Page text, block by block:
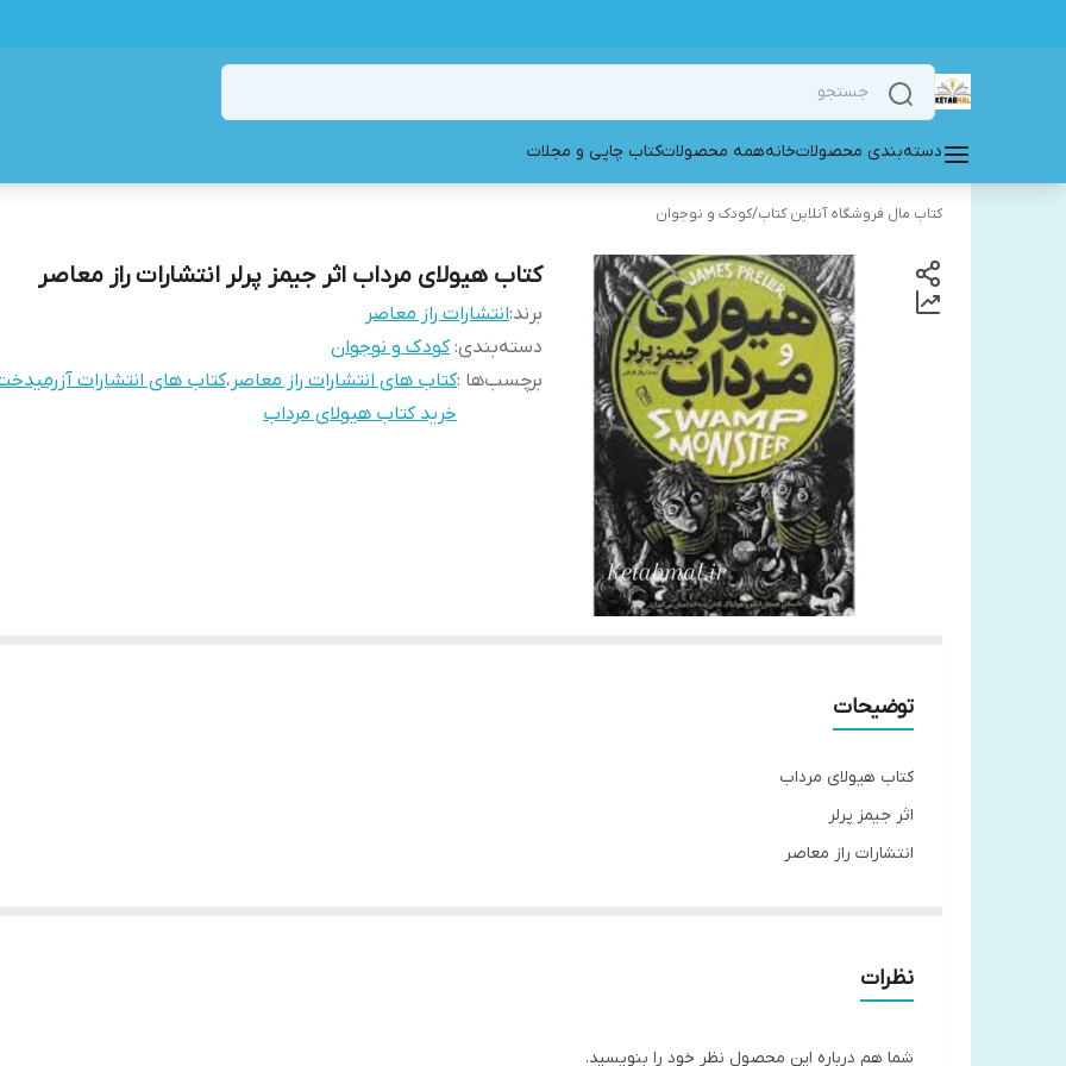
دسته‌بندی محصولاتخانههمه محصولاتکتاب چاپی و مجلات
کتاب مال فروشگاه آنلاین کتاب/کودک و نوجوان
کتاب هیولای مرداب اثر جیمز پرلر انتشارات راز معاصر
برند:انتشارات راز معاصر
دسته‌بندی:کودک و نوجوان
برچسب‌ها :کتاب های انتشارات راز معاصر ،کتاب های انتشارات
خرید کتاب هیولای مرداب
توضیحات
کتاب هیولای مرداب
اثر جیمز پرلر
انتشارات راز معاصر
نظرات
شما هم درباره این محصول نظر خود را بنویسید.